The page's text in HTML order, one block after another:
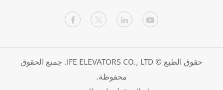
حقوق الطبع © IFE ELEVATORS CO., LTD. جميع الحقوق
محفوظة.